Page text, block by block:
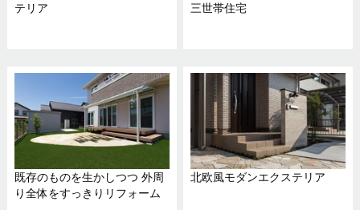
テリア
三世帯住宅
既存のものを生かしつつ 外周
り全体をすっきりリフォーム
北欧風モダンエクステリア